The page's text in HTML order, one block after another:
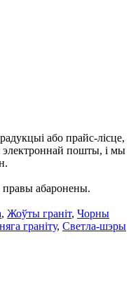
або прайс-лісце,
электроннай пошты, і мы
правы абаронены.
, Жоўты граніт, Чорны
граніту, Светла-шэры